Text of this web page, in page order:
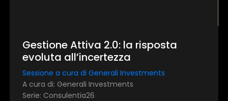
Gestione Attiva 2.0: la risposta
evoluta all’incertezza
Sessione a cura di Generali Investments
A cura di: Generali Investments
Serie: Consulentia26